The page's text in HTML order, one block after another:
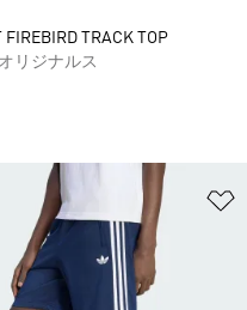
FIREBIRD TRACK TOP
リジナルス
トに追加